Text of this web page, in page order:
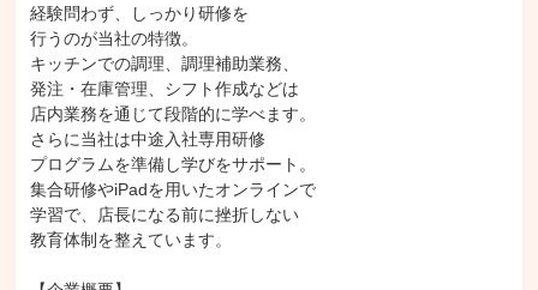
経験問わず、しっかり研修を
行うのが当社の特徴。
キッチンでの調理、調理補助業務、
発注・在庫管理、シフト作成などは
店内業務を通じて段階的に学べます。
さらに当社は中途入社専用研修
プログラムを準備し学びをサポート。
集合研修やiPadを用いたオンラインで
学習で、店長になる前に挫折しない
教育体制を整えています。